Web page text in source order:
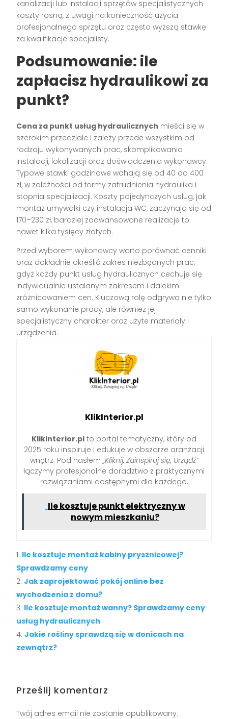
kanalizacji lub instalacji sprzętów specjalistycznych
koszty rosną, z uwagi na konieczność użycia
profesjonalnego sprzętu oraz często wyższą stawkę
za kwalifikacje specjalisty.
Podsumowanie: ile
zapłacisz hydraulikowi za
punkt?
Cena za punkt usług hydraulicznych mieści się w
szerokim przedziale i zależy przede wszystkim od
rodzaju wykonywanych prac, skomplikowania
instalacji, lokalizacji oraz doświadczenia wykonawcy.
Typowe stawki godzinowe wahają się od 40 do 400
zł, w zależności od formy zatrudnienia hydraulika i
stopnia specjalizacji. Koszty pojedynczych usług, jak
montaż umywalki czy instalacja WC, zaczynają się od
170–230 zł, bardziej zaawansowane realizacje to
nawet kilka tysięcy złotych.
Przed wyborem wykonawcy warto porównać cenniki
oraz dokładnie określić zakres niezbędnych prac,
gdyż każdy punkt usług hydraulicznych cechuje się
indywidualnie ustalanym zakresem i dalekim
zróżnicowaniem cen. Kluczową rolę odgrywa nie tylko
samo wykonanie pracy, ale również jej
specjalistyczny charakter oraz użyte materiały i
urządzenia.
KlikInterior.pl
KlikInterior.pl to portal tematyczny, który od
2025 roku inspiruje i edukuje w obszarze aranżacji
wnętrz. Pod hasłem „Kliknij, Zainspiruj się, Urządź”
łączymy profesjonalne doradztwo z praktycznymi
rozwiązaniami dostępnymi dla każdego.
Ile kosztuje punkt elektryczny w
nowym mieszkaniu?
Ile kosztuje montaż kabiny prysznicowej?
Sprawdzamy ceny
Jak zaprojektować pokój online bez
wychodzenia z domu?
Ile kosztuje montaż wanny? Sprawdzamy ceny
usług hydraulicznych
Jakie rośliny sprawdzą się w donicach na
zewnątrz?
Prześlij komentarz
Twój adres email nie zostanie opublikowany.